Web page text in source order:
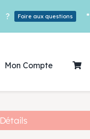
? Foire aux questions *
Mon Compte
Détails